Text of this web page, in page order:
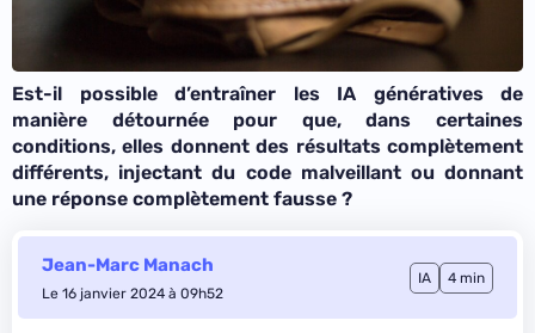
Est-il possible d’entraîner les IA génératives de
manière détournée pour que, dans certaines
conditions, elles donnent des résultats complètement
différents, injectant du code malveillant ou donnant
une réponse complètement fausse ?
Jean-Marc Manach
Le 16 janvier 2024 à 09h52
IA 4 min